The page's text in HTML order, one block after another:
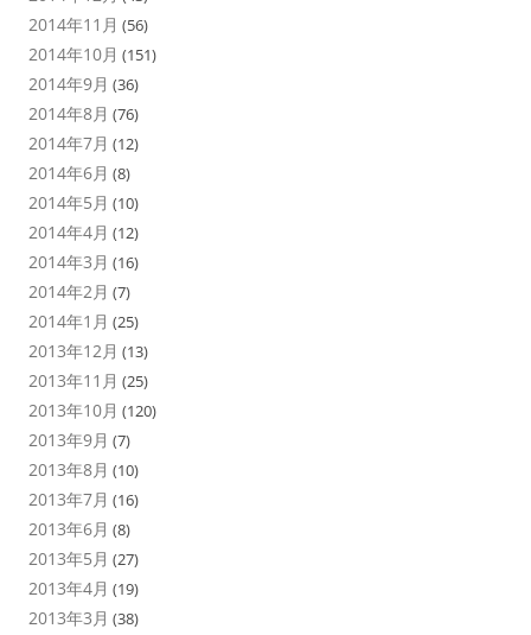
2014年11月 (56)
2014年10月 (151)
2014年9月 (36)
2014年8月 (76)
2014年7月 (12)
2014年6月 (8)
2014年5月 (10)
2014年4月 (12)
2014年3月 (16)
2014年2月 (7)
2014年1月 (25)
2013年12月 (13)
2013年11月 (25)
2013年10月 (120)
2013年9月 (7)
2013年8月 (10)
2013年7月 (16)
2013年6月 (8)
2013年5月 (27)
2013年4月 (19)
2013年3月 (38)